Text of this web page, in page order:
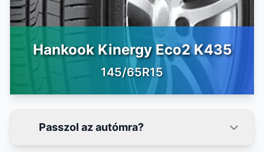
Hankook Kinergy Eco2 K435
145/65R15
Passzol az autómra?